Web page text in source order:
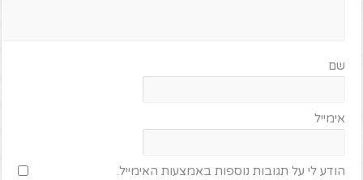
שם
אימייל
הודע לי על תגובות נוספות באמצעות האימייל.